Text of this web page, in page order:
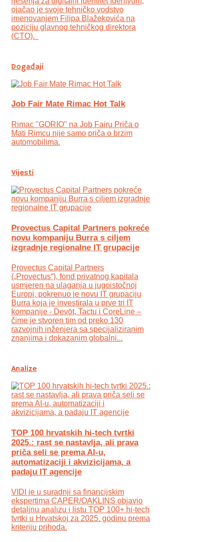
ojаčao je svoje tehničko vodstvo
imenovanjem Filipa Blažekovića na
poziciju glavnog tehničkog direktora
(CTO).
Događaji
Job Fair Mate Rimac Hot Talk
Rimac "GORIO" na Job Fairu Priča o
Mati Rimcu nije samo priča o brzim
automobilima.
Vijesti
Provectus Capital Partners pokreće
novu kompaniju Burra s ciljem
izgradnje regionalne IT grupacije
Provectus Capital Partners
(„Provectus“), fond privatnog kapitala
usmjeren na ulaganja u jugoistočnoj
Europi, pokrenuo je novu IT grupaciju
Burra koja je investirala u prve tri IT
kompanije - Devōt, Tactu i CoreLine –
čime je stvoren tim od preko 130
razvojnih inženjera sa specijaliziranim
znanjima i dokazanim globalni...
Analize
TOP 100 hrvatskih hi-tech tvrtki
2025.: rast se nastavlja, ali prava
priča seli se prema AI-u,
automatizaciji i akvizicijama, a
padaju IT agencije
VIDI je u suradnji sa financijskim
ekspertima CAPER/OAKLINS objavio
detaljnu analizu i listu TOP 100+ hi-tech
tvrtki u Hrvatskoj za 2025. godinu prema
kriteriju prihoda.